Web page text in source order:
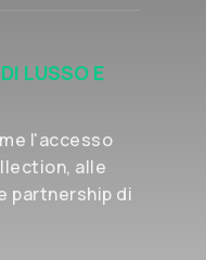
LUSSO E
l'accesso
alle
partnership di